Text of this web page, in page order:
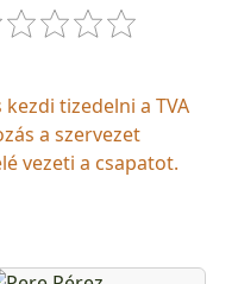
tizedelni a TVA
a szervezet
vezeti a csapatot.